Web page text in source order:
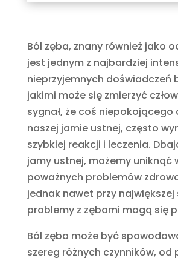
Ból zęba, znany również jako
jest jednym z najbardziej
nieprzyjemnych doświadczeń
jakimi może się zmierzyć
sygnał, że coś niepokojącego
naszej jamie ustnej, często
szybkiej reakcji i leczenia.
jamy ustnej, możemy uniknąć
poważnych problemów
jednak nawet przy
problemy z zębami mogą się
Ból zęba może być
szereg różnych czynników, od